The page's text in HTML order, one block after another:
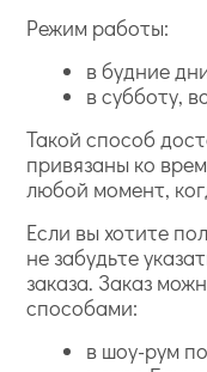
Режим работы:
в будние
в субботу,
Такой способ
привязаны ко
любой момент,
Если вы хотите
не забудьте
заказа. Заказ
способами:
в шоу-рум